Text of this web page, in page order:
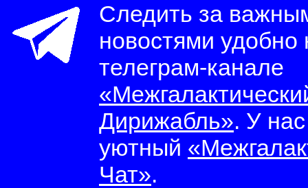
Следить за
новостями
телеграм-канале
Дирижабль». У
уютный
Чат».